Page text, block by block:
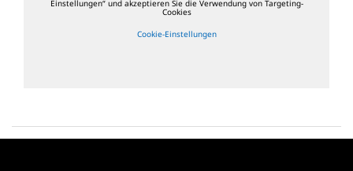
Einstellungen“ und akzeptieren Sie die Verwendung von Targeting-
Cookies
Cookie-Einstellungen